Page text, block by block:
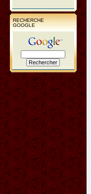
RECHERCHE
GOOGLE